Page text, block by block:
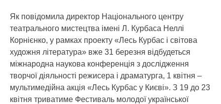
Як повідомила директор Національного центру
театрального мистецтва імені Л. Курбаса Неллі
Корнієнко, у рамках проекту «Лесь Курбас і світова
художня література» вже 31 березня відбудеться
міжнародна наукова конференція з дослідження
творчої діяльності режисера і драматурга, 1 квітня –
мультимедійна акція «Лесь Курбас у Києві». З 19 до 23
квітня триватиме Фестиваль молодої української